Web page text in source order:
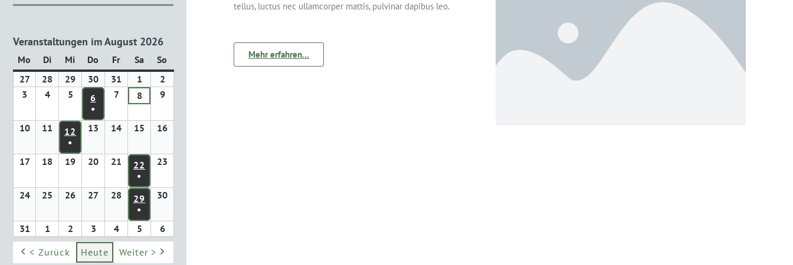
tellus, luctus nec ullamcorper mattis, pulvinar dapibus leo.
Mehr erfahren...
Veranstaltungen im August 2026
Mo Di Mi Do Fr Sa
So
27
28 29 30 31 1
2
3
4 5 6
●
7 8 9
10 11 12
●
13 14 15 16
17 18 19 20 21 22
●
23
24 25 26 27 28 29
●
30
31 1 2 3 4 5
6
< Zurück
Heute Weiter >